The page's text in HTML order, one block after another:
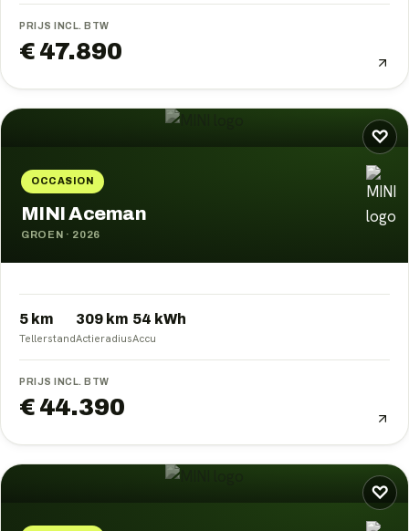
PRIJS INCL. BTW
€ 47.890
♡
OCCASION
MINI Aceman
GROEN · 2026
5 km
Tellerstand
309 km
Actieradius
54 kWh
Accu
PRIJS INCL. BTW
€ 44.390
♡